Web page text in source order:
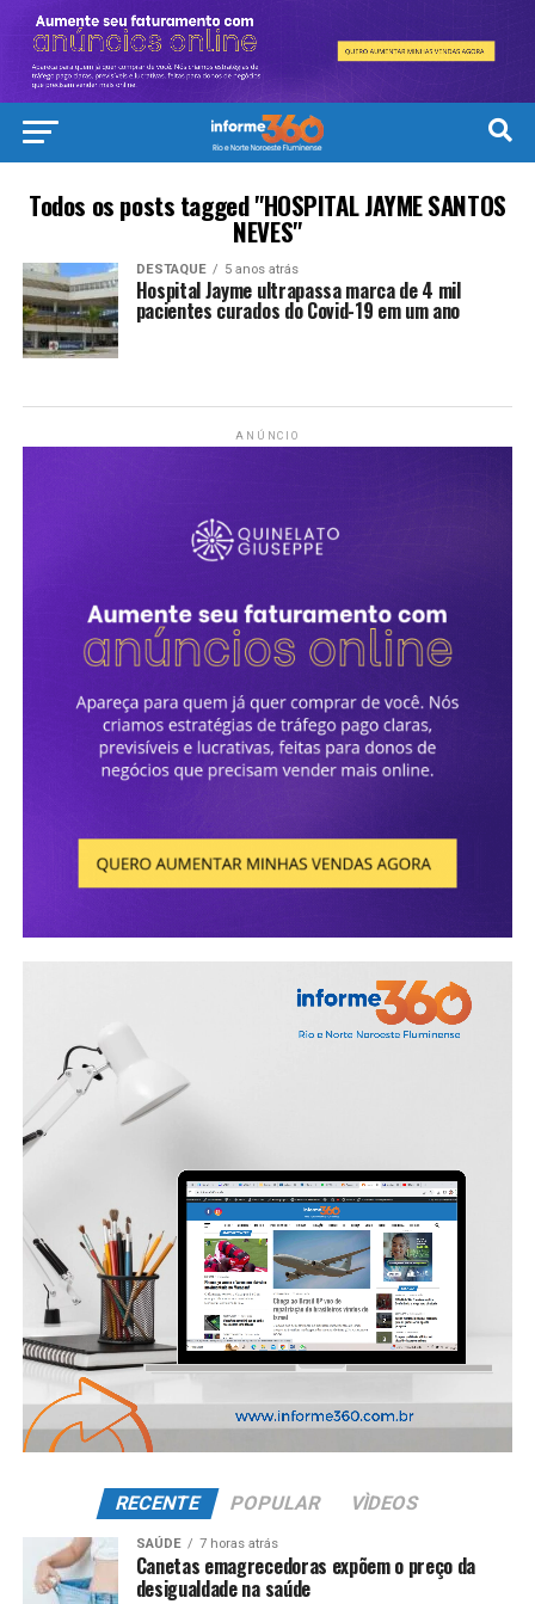
Todos os posts tagged "HOSPITAL JAYME SANTOS
NEVES"
DESTAQUE 5 anos atrás
Hospital Jayme ultrapassa marca de 4 mil
pacientes curados do Covid-19 em um ano
ANÚNCIO
RECENTE POPULAR VÌDEOS
SAÚDE 7 horas atrás
Canetas emagrecedoras expõem o preço da
desigualdade na saúde